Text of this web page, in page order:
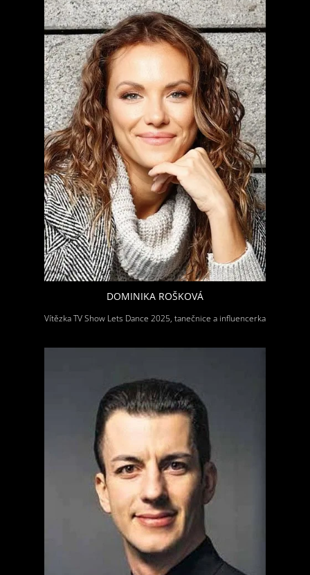
DOMINIKA ROŠKOVÁ
Vítězka TV Show Lets Dance 2025, tanečnice a influencerka